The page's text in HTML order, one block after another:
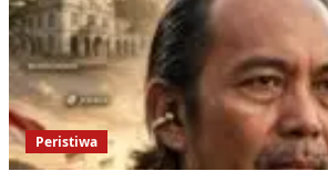
Peristiwa